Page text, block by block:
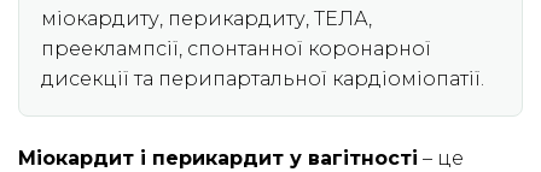
міокардиту, перикардиту, ТЕЛА,
прееклампсії, спонтанної коронарної
дисекції та перипартальної кардіоміопатії.
Міокардит і перикардит у вагітності – це